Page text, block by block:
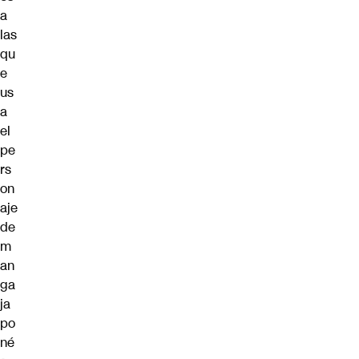
a
las
qu
e
us
a
el
pe
rs
on
aje
de
m
an
ga
ja
po
né